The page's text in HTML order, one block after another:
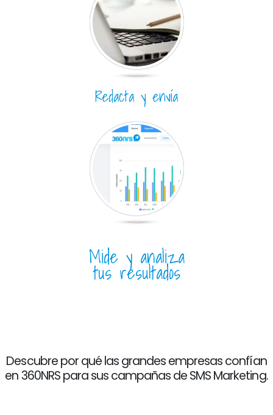
Redacta y envía
Mide y analiza
tus resultados
Descubre por qué las grandes empresas confían
en 360NRS para sus campañas de SMS Marketing.